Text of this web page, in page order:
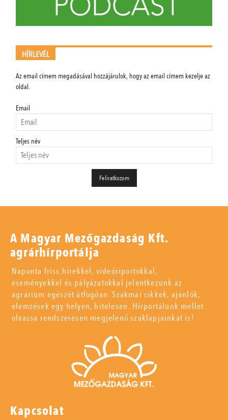
HÍRLEVÉL
Az email címem megadásával hozzájárulok, hogy az email címem kezelje az
oldal.
Email
Teljes név
A Magyar Mezőgazdaság Kft.
agrárhírportálja
Naponta friss hírekkel, videóriportokkal,
eseményekkel és pályázatokkal jelentkezünk az
agrárium egészét átfogóan. Szakmai cikkek, ajánlók,
elemzések egy helyen, hitelesen. Hírportálunk mellet
olvassa rendszeresen megjelenő szaklapjainkat is!
Kapcsolat